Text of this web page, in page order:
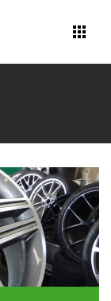
apps